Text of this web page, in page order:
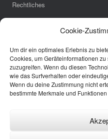
Cookie-
Um dir ein optimales Erlebnis zu
Cookies, um Geräteinformationen
zuzugreifen. Wenn du diesen
wie das Surfverhalten oder
Wenn du deine Zustimmung nicht
bestimmte Merkmale und
Rechtliches
Datenschutzerklärung
Links
Annette Pöpping
Annette Pöpping Hpp-Praxis